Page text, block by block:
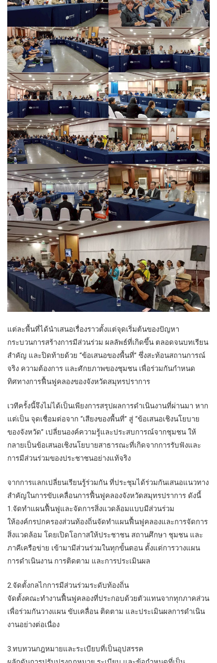
แต่ละพื้นที่ได้นำเสนอเรื่องราวตั้งแต่จุดเริ่มต้นของปัญหา
กระบวนการสร้างการมีส่วนร่วม ผลลัพธ์ที่เกิดขึ้น ตลอดจนบทเรียน
สำคัญ และปิดท้ายด้วย “ข้อเสนอของพื้นที่” ซึ่งสะท้อนสถานการณ์
จริง ความต้องการ และศักยภาพของชุมชน เพื่อร่วมกันกำหนด
ทิศทางการฟื้นฟูคลองของจังหวัดสมุทรปราการ
เวทีครั้งนี้จึงไม่ได้เป็นเพียงการสรุปผลการดำเนินงานที่ผ่านมา หาก
แต่เป็น จุดเชื่อมต่อจาก “เสียงของพื้นที่” สู่ “ข้อเสนอเชิงนโยบาย
ของจังหวัด” เปลี่ยนองค์ความรู้และประสบการณ์จากชุมชน ให้
กลายเป็นข้อเสนอเชิงนโยบายสาธารณะที่เกิดจากการรับฟังและ
การมีส่วนร่วมของประชาชนอย่างแท้จริง
จากการแลกเปลี่ยนเรียนรู้ร่วมกัน ที่ประชุมได้ร่วมกันเสนอแนวทาง
สำคัญในการขับเคลื่อนการฟื้นฟูคลองจังหวัดสมุทรปราการ ดังนี้
1.จัดทำแผนฟื้นฟูและจัดการสิ่งแวดล้อมแบบมีส่วนร่วม
ให้องค์กรปกครองส่วนท้องถิ่นจัดทำแผนฟื้นฟูคลองและการจัดการ
สิ่งแวดล้อม โดยเปิดโอกาสให้ประชาชน สถานศึกษา ชุมชน และ
ภาคีเครือข่าย เข้ามามีส่วนร่วมในทุกขั้นตอน ตั้งแต่การวางแผน
การดำเนินงาน การติดตาม และการประเมินผล
2.จัดตั้งกลไกการมีส่วนร่วมระดับท้องถิ่น
จัดตั้งคณะทำงานฟื้นฟูคลองที่ประกอบด้วยตัวแทนจากทุกภาคส่วน
เพื่อร่วมกันวางแผน ขับเคลื่อน ติดตาม และประเมินผลการดำเนิน
งานอย่างต่อเนื่อง
3.ทบทวนกฎหมายและระเบียบที่เป็นอุปสรรค